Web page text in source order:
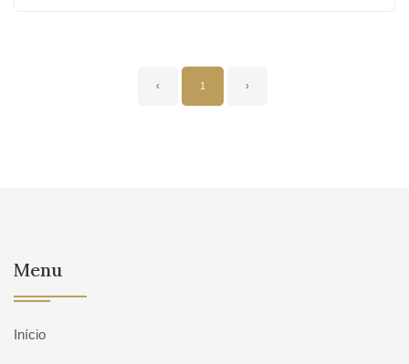
‹ 1 ›
Menu
Início